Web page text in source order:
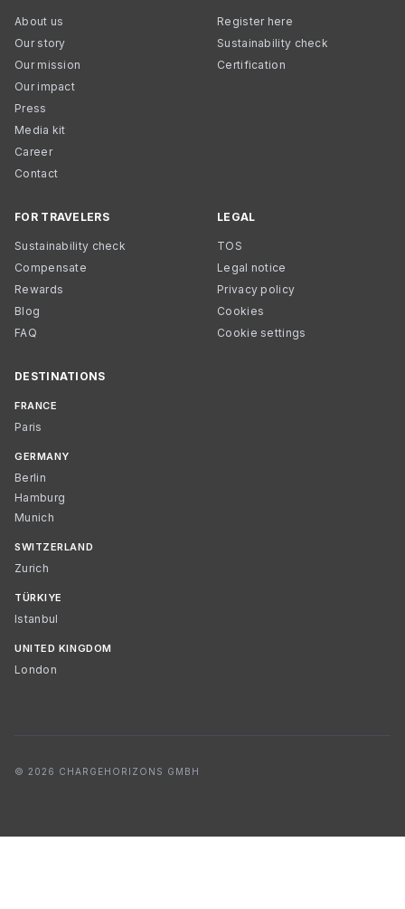
About us
Our story
Our mission
Our impact
Press
Media kit
Career
Contact
Register here
Sustainability check
Certification
FOR TRAVELERS
Sustainability check
Compensate
Rewards
Blog
FAQ
LEGAL
TOS
Legal notice
Privacy policy
Cookies
Cookie settings
DESTINATIONS
FRANCE
Paris
GERMANY
Berlin
Hamburg
Munich
SWITZERLAND
Zurich
TÜRKIYE
Istanbul
UNITED KINGDOM
London
© 2026 CHARGEHORIZONS GMBH